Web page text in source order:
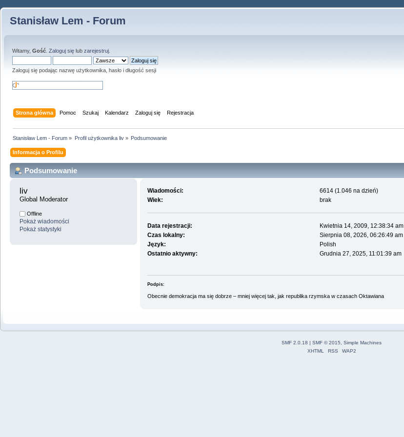
Stanisław Lem - Forum
Witamy, Gość Zaloguj się lub zarejestruj
Zaloguj się podając nazwę użytkownika, hasło i długość sesji
Strona główna Pomoc Szukaj Kalendarz Zaloguj się Rejestracja
Stanisław Lem - Forum » Profil użytkownika liv» Podsumowanie
Informacja o Profilu
Podsumowanie
liv
Global Moderator
Offline
Pokaż wiadomości
Pokaż statystyki
Wiadomości:
6614 (1.046 na dzień)
Wiek:
brak
Data rejestracji:
Kwietnia 14, 2009, 12:38:34 am
Czas lokalny:
Sierpnia 08, 2026, 06:26:49 am
Język:
Polish
Ostatnio aktywny:
Grudnia 27, 2025, 11:01:39 am
Podpis:
Obecnie demokracja ma się dobrze – mniej więcej tak, jak republika rzymska w czasach Oktawiana
SMF 2.0.18 | SMF © 2015
Simple Machines
XHTML
RSS WAP2